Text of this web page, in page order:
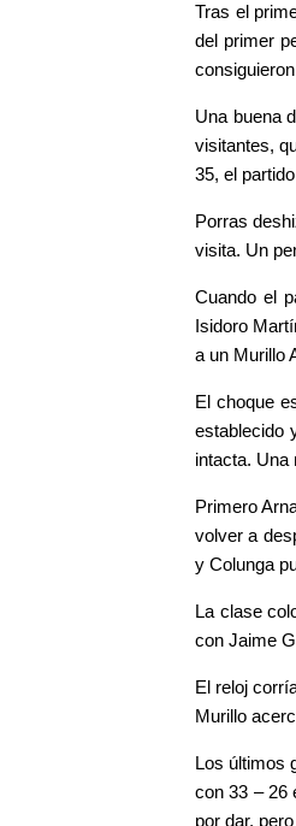
Tras el
del primer
Una buena
visitantes,
35, el
Porras
visita. Un
Cuando el
Isidoro
a un Murillo
El choque
establecido
intacta. Una
Primero
volver a
y Colunga
La clase
con Jaime
El reloj
Murillo
Los últimos
con 33 – 26
por dar,